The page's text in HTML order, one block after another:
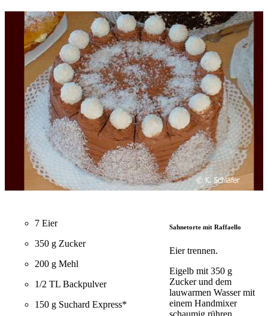
7 Eier
350 g Zucker
200 g Mehl
1/2 TL Backpulver
150 g Suchard Express*
Sahnetorte mit Raffaello
Eier trennen.
Eigelb mit 350 g
Zucker und dem
lauwarmen Wasser mit
einem Handmixer
schaumig rühren.